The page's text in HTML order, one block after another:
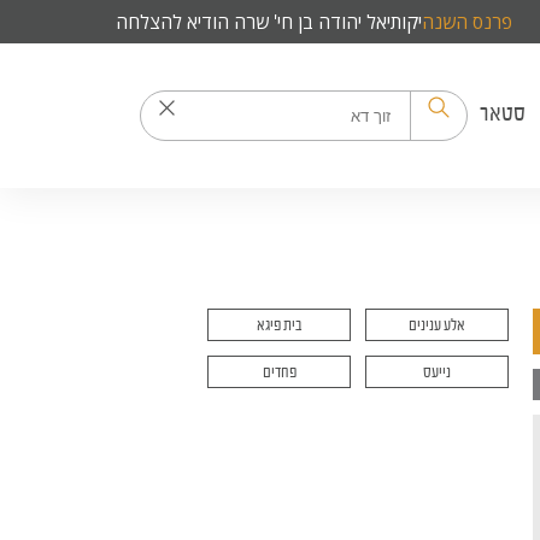
פרנס השנהיקותיאל יהודה בן חי' שרה הודיא להצלחה
סטאר
אלע ענינים בית פיגא
נייעס פחדים